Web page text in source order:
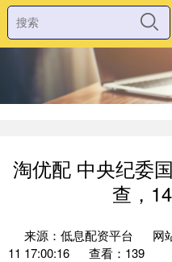
淘优配 中央纪委
查，
来源：低息配资平台 网
11 17:00:16
查看：139